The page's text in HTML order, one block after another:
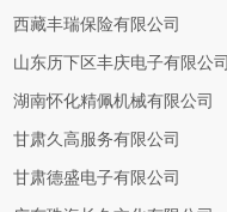
西藏丰瑞保险有限公司
山东历下区丰庆电子有限公司
湖南怀化精佩机械有限公司
甘肃久高服务有限公司
甘肃德盛电子有限公司